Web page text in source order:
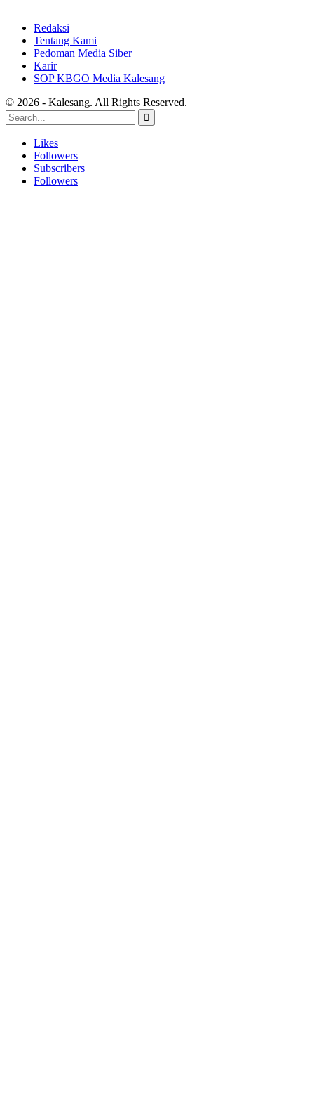
Redaksi
Tentang Kami
Pedoman Media Siber
Karir
SOP KBGO Media Kalesang
© 2026 - Kalesang. All Rights Reserved.
Likes
Followers
Subscribers
Followers